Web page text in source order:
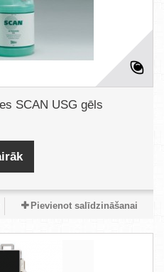
SCAN USG gēls
Pievienot salīdzināšanai